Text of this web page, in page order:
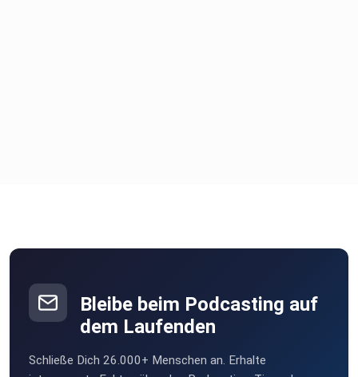
Bleibe beim Podcasting auf
dem Laufenden
Schließe Dich 26.000+ Menschen an. Erhalte